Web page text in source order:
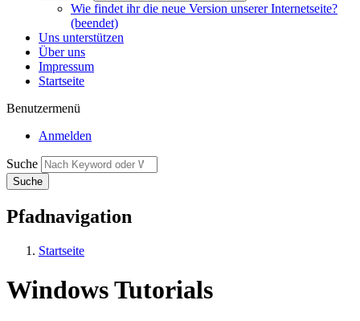
Wie findet ihr die neue Version unserer Internetseite?
(beendet)
Uns unterstützen
Über uns
Impressum
Startseite
Benutzermenü
Anmelden
Suche
Pfadnavigation
Startseite
Windows Tutorials